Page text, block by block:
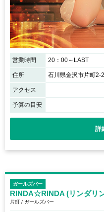
営業時間 20：00～LAST
住所 石川県金沢市片町2-
アクセス
予算の目安
詳
ガールズバー
RINDA☆RINDA (リンダリ
片町 / ガールズバー